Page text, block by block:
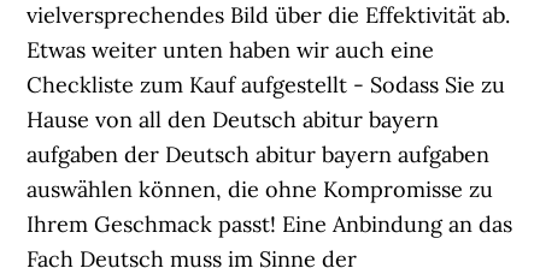
vielversprechendes Bild über die Effektivität ab.
Etwas weiter unten haben wir auch eine
Checkliste zum Kauf aufgestellt - Sodass Sie zu
Hause von all den Deutsch abitur bayern
aufgaben der Deutsch abitur bayern aufgaben
auswählen können, die ohne Kompromisse zu
Ihrem Geschmack passt! Eine Anbindung an das
Fach Deutsch muss im Sinne der